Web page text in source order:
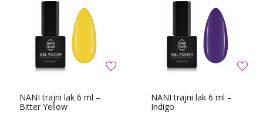
NANI trajni lak 6 ml –
Bitter Yellow
NANI trajni lak 6 ml –
Indigo